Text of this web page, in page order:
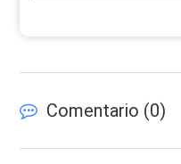
Comentario (0)